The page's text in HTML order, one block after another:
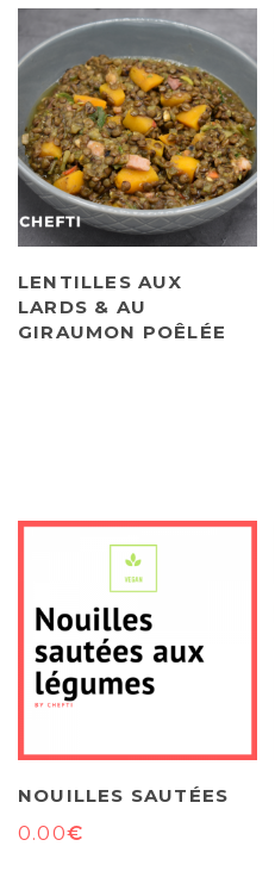
LENTILLES AUX
LARDS & AU
GIRAUMON POÊLÉE
NOUILLES SAUTÉES
0.00€